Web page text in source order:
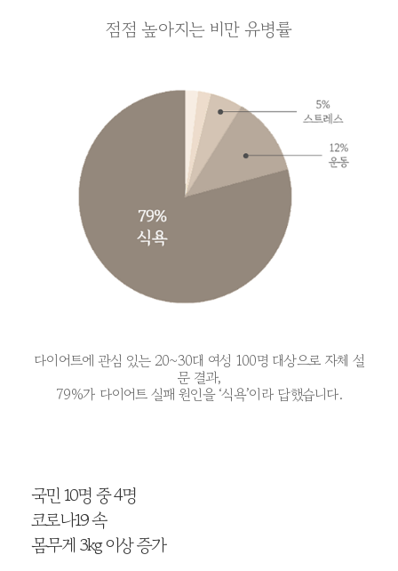
점점 높아지는 비만 유병률
다이어트에 관심 있는 20~30대 여성 100명 대상으로 자체 설
문 결과,
79%가 다이어트 실패 원인을 ‘식욕’이라 답했습니다.
국민 10명 중 4명
코로나19 속
몸무게 3kg 이상 증가